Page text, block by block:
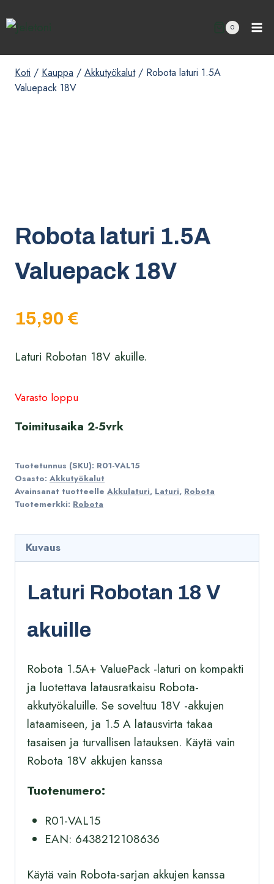
sisältöön
0
Koti / Kauppa / Akkutyökalut / Robota laturi 1.5A
Valuepack 18V
Robota laturi 1.5A
Valuepack 18V
15,90 €
Laturi Robotan 18V akuille.
Varasto loppu
Toimitusaika 2-5vrk
Tuotetunnus (SKU): R01-VAL15
Osasto: Akkutyökalut
Avainsanat tuotteelle Akkulaturi, Laturi, Robota
Tuotemerkki: Robota
Kuvaus
Laturi Robotan 18 V
akuille
Robota 1.5A+ ValuePack -laturi on kompakti
ja luotettava latausratkaisu Robota-
akkutyökaluille. Se soveltuu 18V -akkujen
lataamiseen, ja 1.5 A latausvirta takaa
tasaisen ja turvallisen latauksen. Käytä vain
Robota 18V akkujen kanssa
Tuotenumero:
R01-VAL15
EAN: 6438212108636
Käytä vain Robota-sarjan akkujen kanssa